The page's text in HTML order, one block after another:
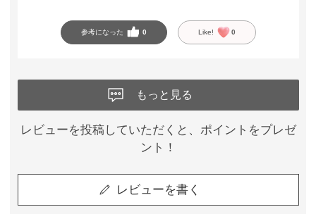
参考になった 0 Like! 0
もっと見る
レビューを投稿していただくと、ポイントをプレゼ
ント！
レビューを書く